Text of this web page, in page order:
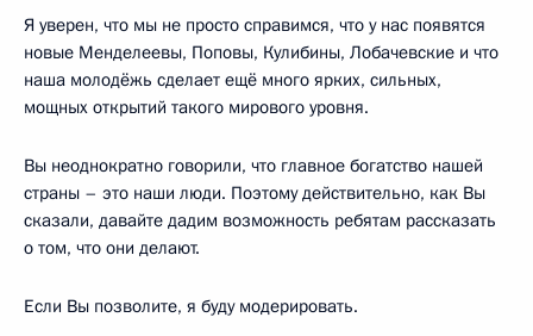
Я уверен, что мы не просто справимся, что у нас появятся
новые Менделеевы, Поповы, Кулибины, Лобачевские и что
наша молодёжь сделает ещё много ярких, сильных,
мощных открытий такого мирового уровня.
Вы неоднократно говорили, что главное богатство нашей
страны – это наши люди. Поэтому действительно, как Вы
сказали, давайте дадим возможность ребятам рассказать
о том, что они делают.
Если Вы позволите, я буду модерировать.